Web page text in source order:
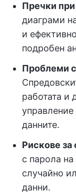
Пречки при
диаграми
и
подробен
Проблеми
работата и
данните.
Рискове за
с парола
случайно
данни.